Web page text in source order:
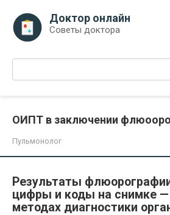
контенту
Доктор онлайн
Советы доктора
Поиск:
ОИПТ в заключении
Пульмонолог
Результаты
цифры и коды на снимке —
методах диагностики